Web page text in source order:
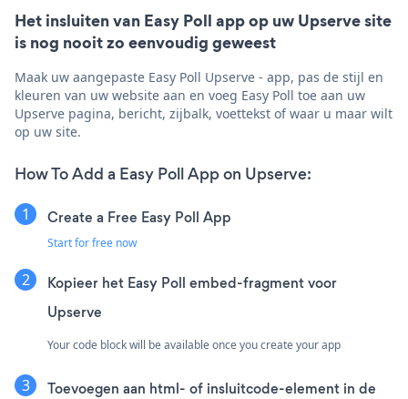
Het insluiten van Easy Poll app op uw Upserve site
is nog nooit zo eenvoudig geweest
Maak uw aangepaste Easy Poll Upserve - app, pas de stijl en
kleuren van uw website aan en voeg Easy Poll toe aan uw
Upserve pagina, bericht, zijbalk, voettekst of waar u maar wilt
op uw site.
How To Add a Easy Poll App on Upserve:
Create a Free Easy Poll App
Start for free now
Kopieer het Easy Poll embed-fragment voor
Upserve
Your code block will be available once you create your app
Toevoegen aan html- of insluitcode-element in de